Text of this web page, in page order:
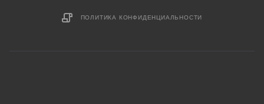
ПОЛИТИКА КОНФИДЕНЦИАЛЬНОСТИ